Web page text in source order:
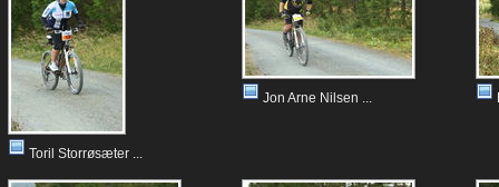
Toril Storrøsæter ...
Jon Arne Nilsen ...